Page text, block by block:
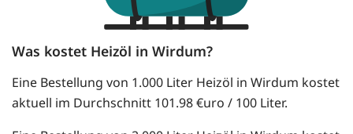
Was kostet Heizöl in Wirdum?
Eine Bestellung von 1.000 Liter Heizöl in Wirdum kostet
aktuell im Durchschnitt 101.98 €uro / 100 Liter.